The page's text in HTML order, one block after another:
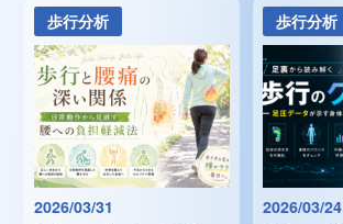
歩行分析
2026/03/31
歩行分析
2026/03/24